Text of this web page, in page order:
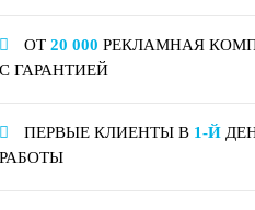
ОТ 20 000 РЕКЛАМНАЯ
С ГАРАНТИЕЙ
ПЕРВЫЕ КЛИЕНТЫ В 1-Й
РАБОТЫ